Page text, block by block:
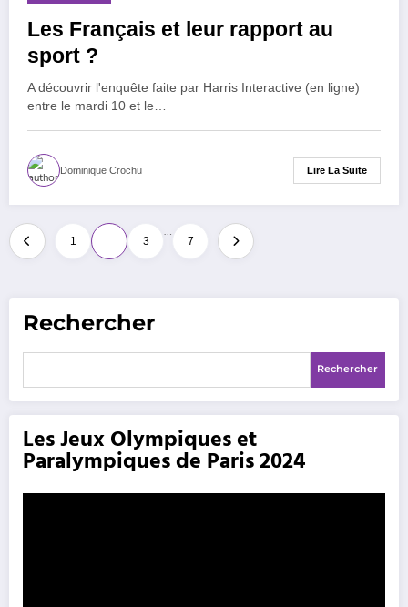
Les Français et leur rapport au
sport ?
A découvrir l'enquête faite par Harris Interactive (en ligne)
entre le mardi 10 et le…
Dominique Crochu Lire La Suite
Pagination
des
publications
1 3
…
7
Rechercher
Rechercher
Les Jeux Olympiques et
Paralympiques de Paris 2024